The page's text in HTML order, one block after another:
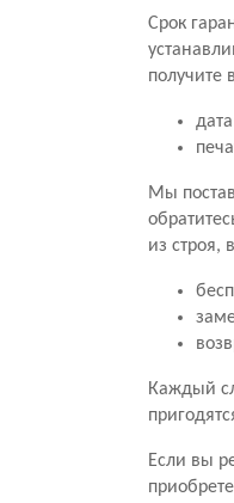
Срок
получите
Мы
из строя,
Каждый
Если вы